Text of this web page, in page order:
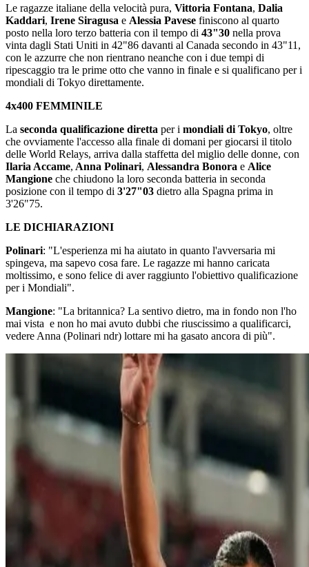
Le ragazze italiane della velocità pura, Vittoria Fontana, Dalia
Kaddari, Irene Siragusa e Alessia Pavese finiscono al quarto
posto nella loro terzo batteria con il tempo di 43"30 nella prova
vinta dagli Stati Uniti in 42"86 davanti al Canada secondo in 43"11,
con le azzurre che non rientrano neanche con i due tempi di
ripescaggio tra le prime otto che vanno in finale e si qualificano per i
mondiali di Tokyo direttamente.
4x400 FEMMINILE
La seconda qualificazione diretta per i mondiali di Tokyo, oltre
che ovviamente l'accesso alla finale di domani per giocarsi il titolo
delle World Relays, arriva dalla staffetta del miglio delle donne, con
Ilaria Accame, Anna Polinari, Alessandra Bonora e Alice
Mangione che chiudono la loro seconda batteria in seconda
posizione con il tempo di 3'27"03 dietro alla Spagna prima in
3'26"75.
LE DICHIARAZIONI
Polinari: "L'esperienza mi ha aiutato in quanto l'avversaria mi
spingeva, ma sapevo cosa fare. Le ragazze mi hanno caricata
moltissimo, e sono felice di aver raggiunto l'obiettivo qualificazione
per i Mondiali".
Mangione: "La britannica? La sentivo dietro, ma in fondo non l'ho
mai vista e non ho mai avuto dubbi che riuscissimo a qualificarci,
vedere Anna (Polinari ndr) lottare mi ha gasato ancora di più".